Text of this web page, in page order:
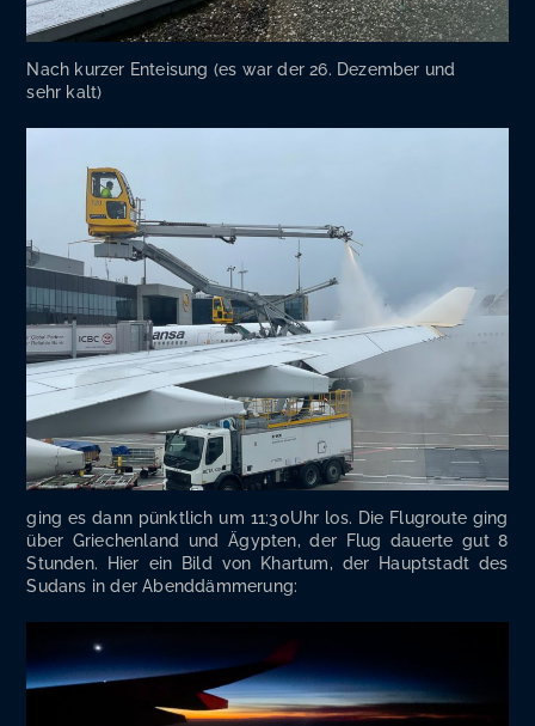
Nach kur­zer Ent­ei­sung (es war der 26. Dezem­ber und
sehr kalt)
ging es dann pünkt­lich um 11:30Uhr los. Die Flug­rou­te ging
über Grie­chen­land und Ägyp­ten, der Flug dau­er­te gut 8
Stun­den. Hier ein Bild von Khar­tum, der Haupt­stadt des
Sudans in der Abenddämmerung: